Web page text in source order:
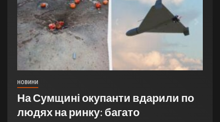
НОВИНИ
На Сумщині окупанти вдарили по
людях на ринку: багато